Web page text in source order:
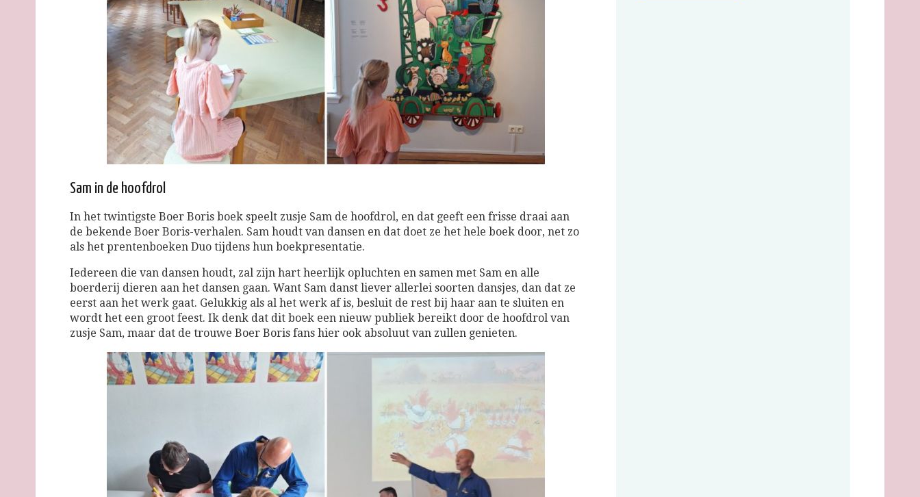
Sam in de hoofdrol
In het twintigste Boer Boris boek speelt zusje Sam de hoofdrol, en dat geeft een frisse draai aan
de bekende Boer Boris-verhalen. Sam houdt van dansen en dat doet ze het hele boek door, net zo
als het prentenboeken Duo tijdens hun boekpresentatie.
Iedereen die van dansen houdt, zal zijn hart heerlijk opluchten en samen met Sam en alle
boerderij dieren aan het dansen gaan. Want Sam danst liever allerlei soorten dansjes, dan dat ze
eerst aan het werk gaat. Gelukkig als al het werk af is, besluit de rest bij haar aan te sluiten en
wordt het een groot feest. Ik denk dat dit boek een nieuw publiek bereikt door de hoofdrol van
zusje Sam, maar dat de trouwe Boer Boris fans hier ook absoluut van zullen genieten.